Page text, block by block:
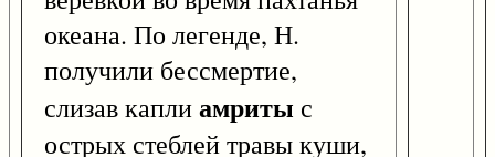
океана. По легенде, Н.
получили бессмертие,
слизав каплиамриты с
острых стеблей травы куши,